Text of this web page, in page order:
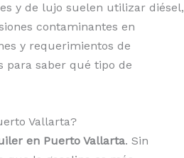
y de lujo suelen utilizar diésel,
contaminantes en
y requerimientos de
para saber qué tipo de
Vallarta?
en Puerto Vallarta. Sin